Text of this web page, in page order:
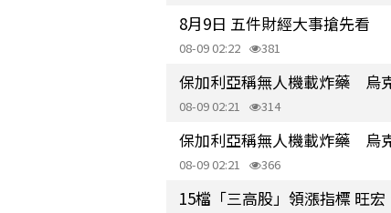
8月9日 五件財經大事搶先看
08-09 02:22 381
保加利亞稱無人機載炸藥 烏
08-09 02:21 314
保加利亞稱無人機載炸藥 烏
08-09 02:21 366
15檔「三高股」領漲指標 旺